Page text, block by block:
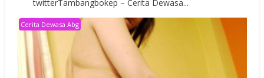
twitterTambangbokep – Cerita Dewasa...
Cerita Dewasa Abg